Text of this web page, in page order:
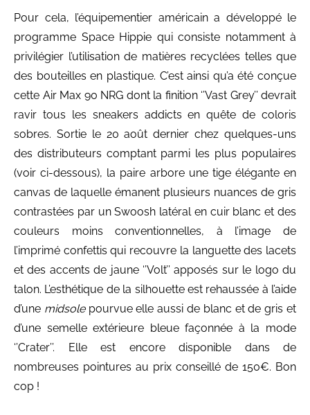
Pour cela, l’équipementier américain a développé le
programme Space Hippie qui consiste notamment à
privilégier l’utilisation de matières recyclées telles que
des bouteilles en plastique. C’est ainsi qu’a été conçue
cette Air Max 90 NRG dont la finition ‘’Vast Grey’’ devrait
ravir tous les sneakers addicts en quête de coloris
sobres. Sortie le 20 août dernier chez quelques-uns
des distributeurs comptant parmi les plus populaires
(voir ci-dessous), la paire arbore une tige élégante en
canvas de laquelle émanent plusieurs nuances de gris
contrastées par un Swoosh latéral en cuir blanc et des
couleurs moins conventionnelles, à l’image de
l’imprimé confettis qui recouvre la languette des lacets
et des accents de jaune ‘’Volt’’ apposés sur le logo du
talon. L’esthétique de la silhouette est rehaussée à l’aide
d’une midsolepourvue elle aussi de blanc et de gris et
d’une semelle extérieure bleue façonnée à la mode
‘’Crater’’. Elle est encore disponible dans de
nombreuses pointures au prix conseillé de 150€. Bon
cop !